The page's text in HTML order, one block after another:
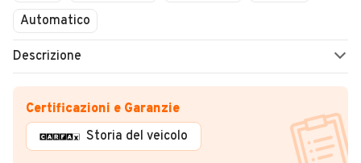
Automatico
Descrizione
Certificazioni e Garanzie
Storia del veicolo